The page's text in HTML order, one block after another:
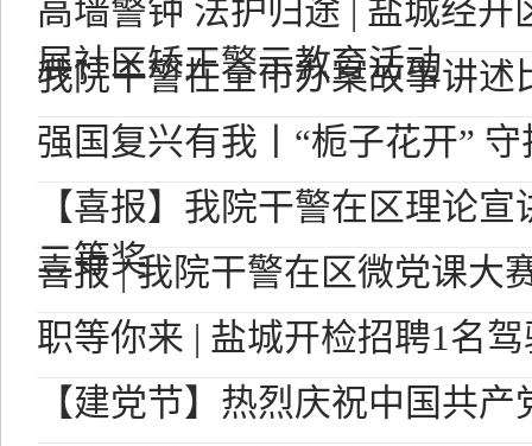
高墙警钟 法护归途 | 盐城经开
展社区矫正警示教育活动
我院干警在全市办案故事讲述
强国复兴有我丨“栀子花开”
【喜报】我院干警在区理论
二等奖
喜报 | 我院干警在区微党课大
职等你来 | 盐城开检招聘1名
【建党节】热烈庆祝中国共